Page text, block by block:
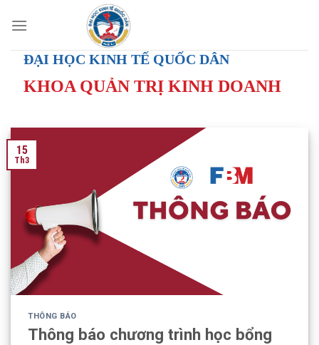
ĐẠI HỌC KINH TẾ QUỐC DÂN
KHOA QUẢN TRỊ KINH DOANH
15
Th3
THÔNG BÁO
Thông báo chương trình học bổng